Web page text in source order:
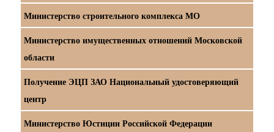
Министерство строительного комплекса МО
Министерство имущественных отношений Московской
области
Получение ЭЦП ЗАО Национальный удостоверяющий
центр
Министерство Юстиции Российской Федерации